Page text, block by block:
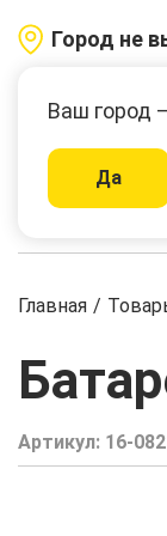
Город не
Ваш город
Да
Главная /
Артикул: 16-